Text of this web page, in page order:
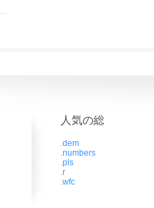
人気の総
.dem
.numbers
.pls
.r
.wfc